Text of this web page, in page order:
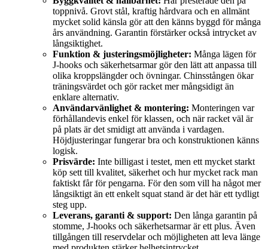
toppnivå. Grovt stål, kraftig hårdvara och en allmänt
mycket solid känsla gör att den känns byggd för många
års användning. Garantin förstärker också intrycket av
långsiktighet.
Funktion & justeringsmöjligheter: Många lägen för
J-hooks och säkerhetsarmar gör den lätt att anpassa till
olika kroppslängder och övningar. Chinsstången ökar
träningsvärdet och gör racket mer mångsidigt än
enklare alternativ.
Användarvänlighet & montering: Monteringen var
förhållandevis enkel för klassen, och när racket väl är
på plats är det smidigt att använda i vardagen.
Höjdjusteringar fungerar bra och konstruktionen känns
logisk.
Prisvärde: Inte billigast i testet, men ett mycket starkt
köp sett till kvalitet, säkerhet och hur mycket rack man
faktiskt får för pengarna. För den som vill ha något mer
långsiktigt än ett enkelt squat stand är det här ett tydligt
steg upp.
Leverans, garanti & support: Den långa garantin på
stomme, J-hooks och säkerhetsarmar är ett plus. Även
tillgången till reservdelar och möjligheten att leva länge